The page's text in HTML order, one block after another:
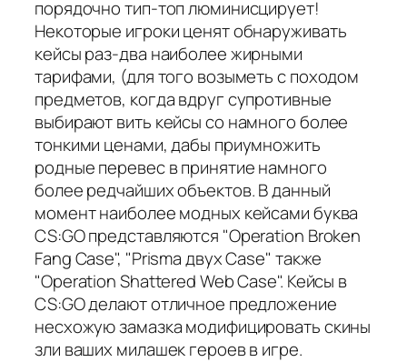
порядочно тип-топ люминисцирует!
Некоторые игроки ценят обнаруживать
кейсы раз-два наиболее жирными
тарифами, (для того возыметь с походом
предметов, когда вдруг супротивные
выбирают вить кейсы со намного более
тонкими ценами, дабы приумножить
родные перевес в принятие намного
более редчайших объектов. В данный
момент наиболее модных кейсами буква
CS:GO представляются "Operation Broken
Fang Case", "Prisma двух Case" также
"Operation Shattered Web Case". Кейсы в
CS:GO делают отличное предложение
несхожую замазка модифицировать скины
зли ваших милашек героев в игре.